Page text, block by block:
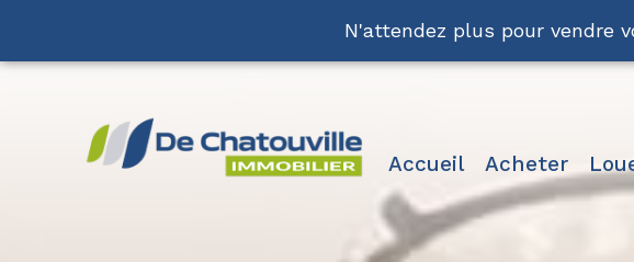
N'attendez plus pour vendre
accueil acheter